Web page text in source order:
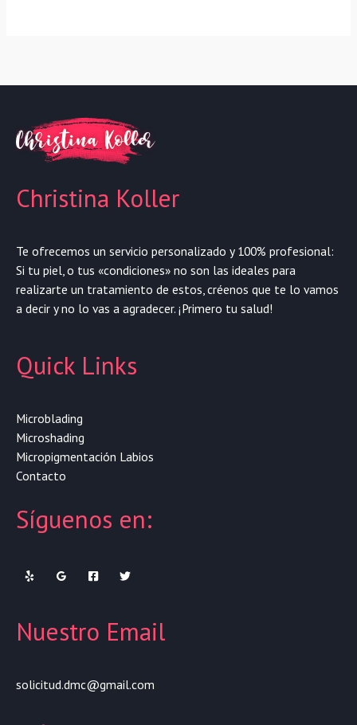
Christina Koller
Te ofrecemos un servicio personalizado y 100% profesional:
Si tu piel, o tus «condiciones» no son las ideales para
realizarte un tratamiento de estos, créenos que te lo vamos
a decir y no lo vas a agradecer. ¡Primero tu salud!
Quick Links
Microblading
Microshading
Micropigmentación Labios
Contacto
Síguenos en:
Nuestro Email
solicitud.dmc@gmail.com